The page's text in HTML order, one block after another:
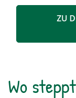
ZU
Wo